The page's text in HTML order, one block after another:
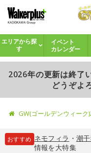
エリアから探
す
イベント
カレンダー
2026年の更新は終了
どうぞよ
GW(ゴールデンウィーク
おすすめ ネモフィラ ・ 潮
情報を大特集